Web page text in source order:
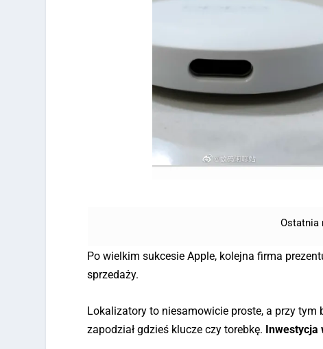
Ostatnia
Po wielkim sukcesie Apple, kolejna firma
sprzedaży.
Lokalizatory to niesamowicie proste, a przy
zapodział gdzieś klucze czy torebkę. Inwestycja